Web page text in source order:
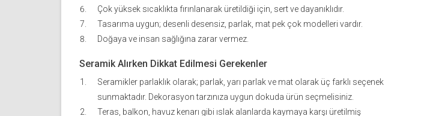
Çok yüksek sıcaklıkta fırınlanarak üretildiği için, sert ve dayanıklıdır.
Tasarıma uygun; desenli desensiz, parlak, mat pek çok modelleri vardır.
Doğaya ve insan sağlığına zarar vermez.
Seramik Alırken Dikkat Edilmesi Gerekenler
Seramikler parlaklık olarak; parlak, yarı parlak ve mat olarak üç farklı seçenek
sunmaktadır. Dekorasyon tarzınıza uygun dokuda ürün seçmelisiniz.
Teras, balkon, havuz kenarı gibi ıslak alanlarda kaymaya karşı üretilmiş